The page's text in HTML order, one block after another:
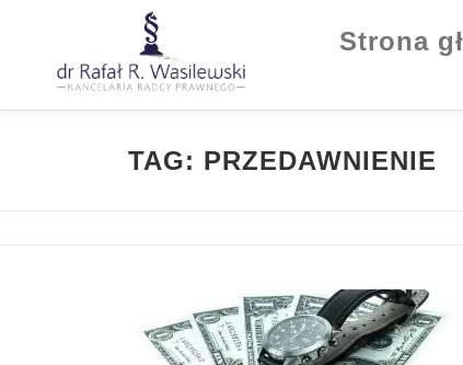
Strona
TAG: PRZEDAWNIENIE